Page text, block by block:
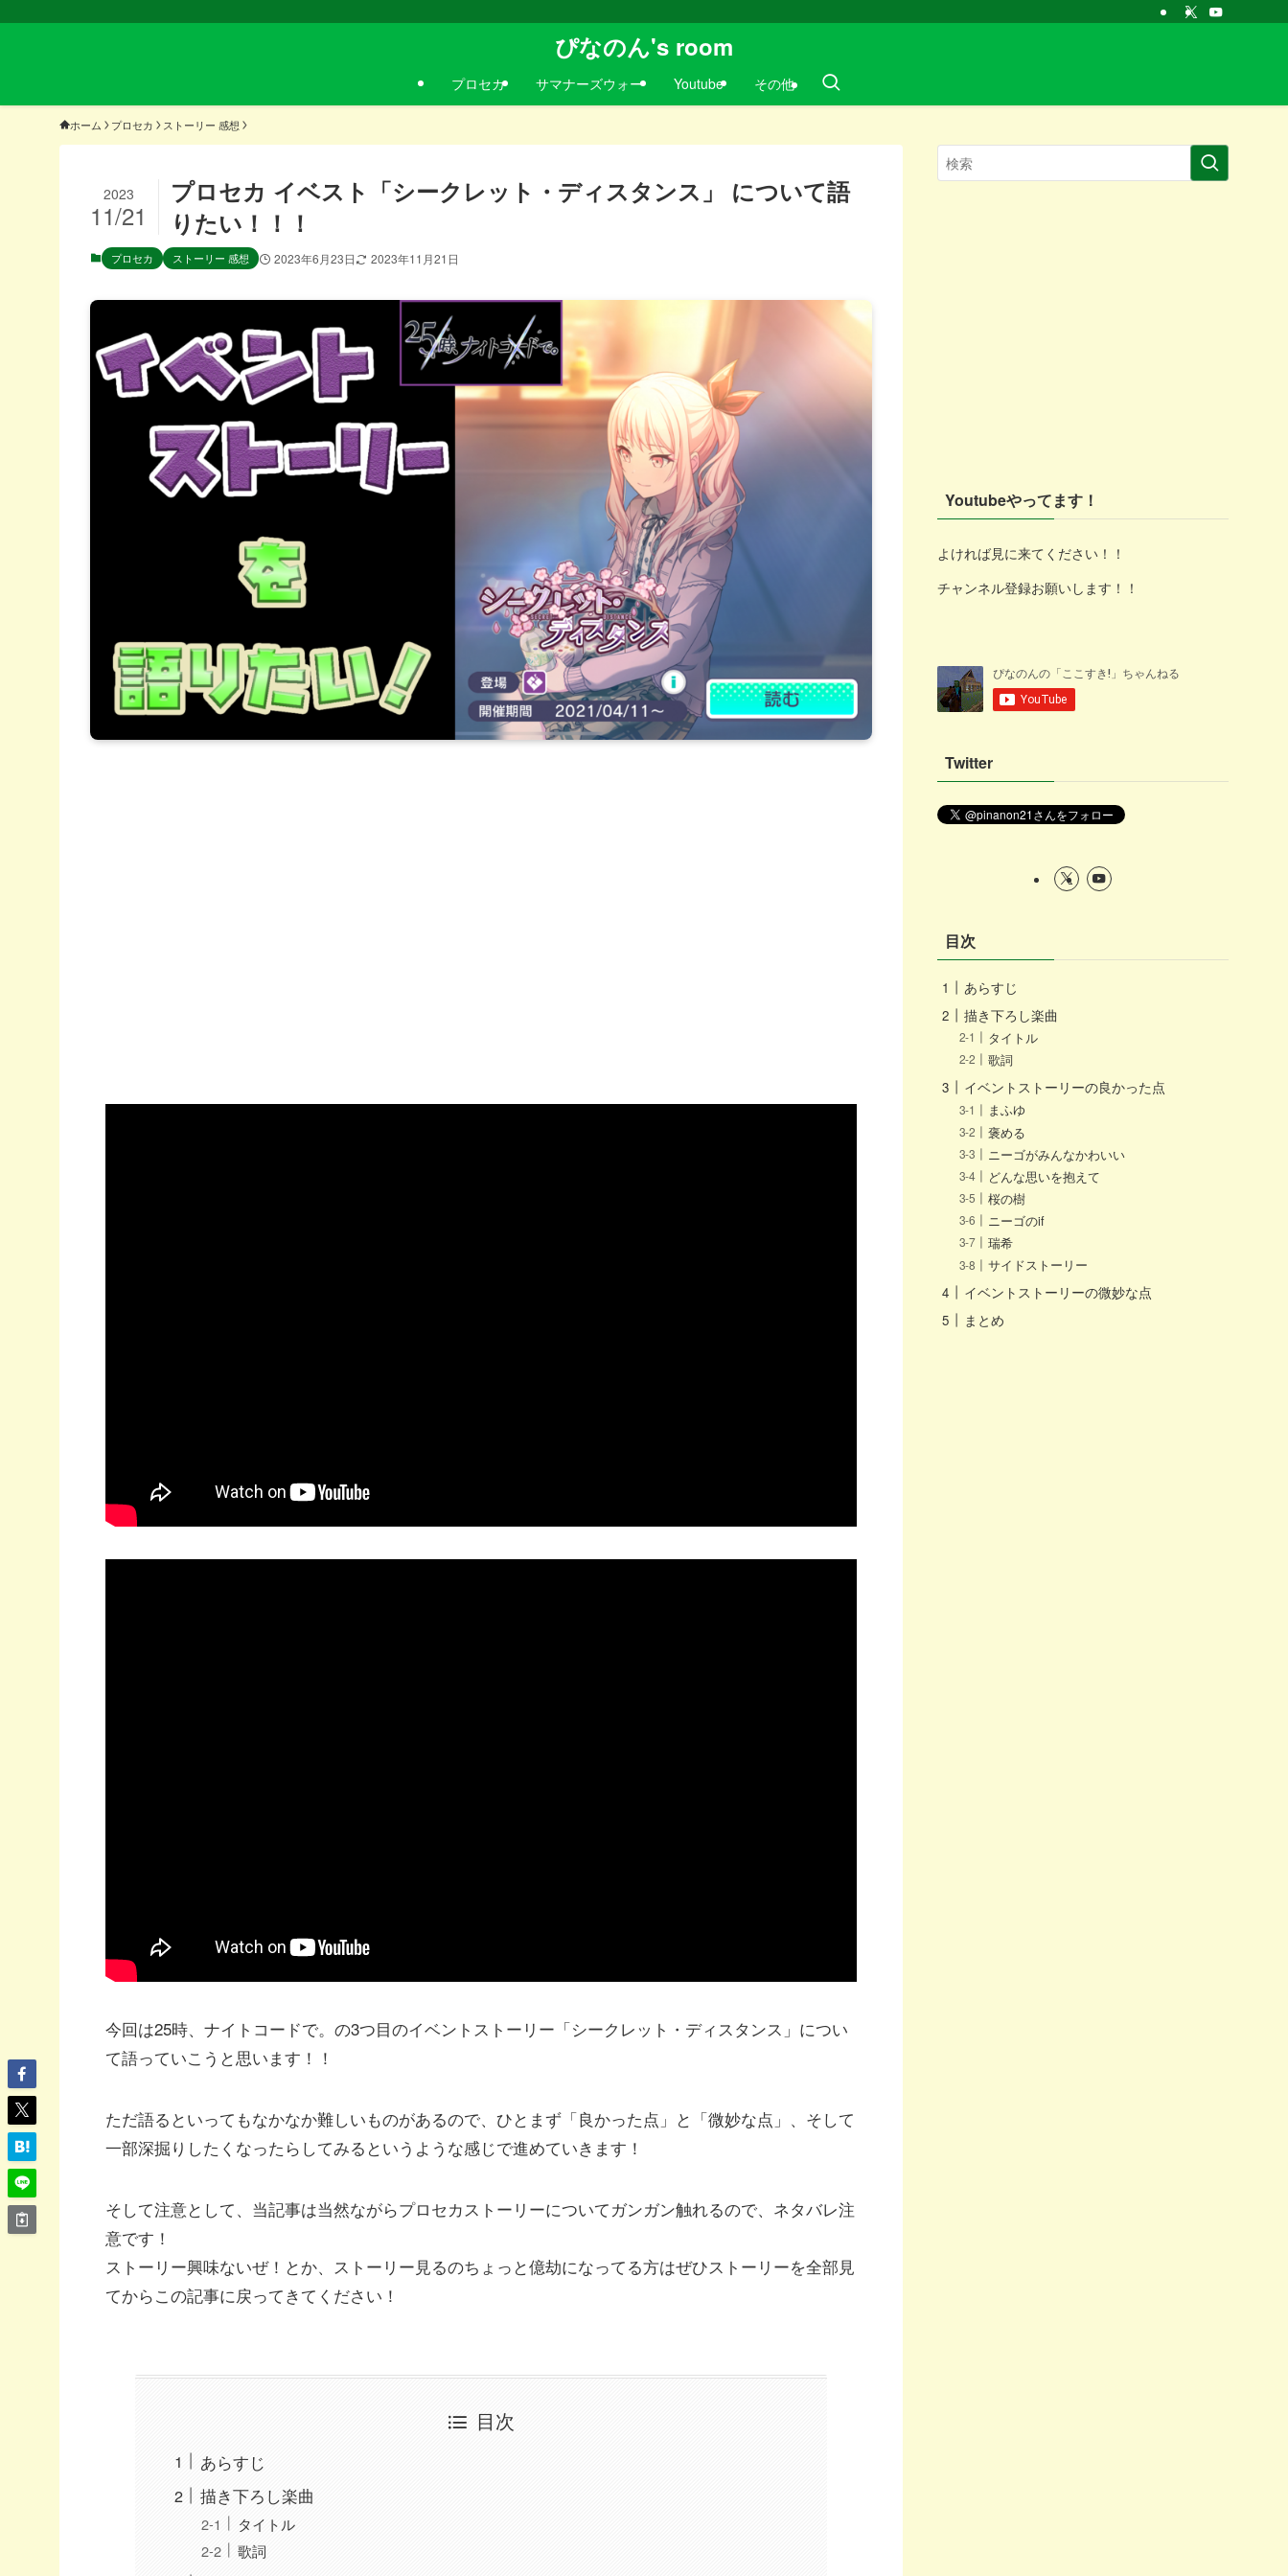
ぴなのん's room
プロセカ サマナーズウォー Youtube その他
ホーム プロセカ ストーリー 感想
プロセカ イベスト「シークレット・ディスタンス」 について語
りたい！！！
2023
11/21
プロセカ ストーリー 感想 2023年6月23日 2023年11月21日
今回は25時、ナイトコードで。の3つ目のイベントストーリー「シークレット・ディスタンス」につい
て語っていこうと思います！！
ただ語るといってもなかなか難しいものがあるので、ひとまず「良かった点」と「微妙な点」、そして
一部深掘りしたくなったらしてみるというような感じで進めていきます！
そして注意として、当記事は当然ながらプロセカストーリーについてガンガン触れるので、ネタバレ注
意です！
ストーリー興味ないぜ！とか、ストーリー見るのちょっと億劫になってる方はぜひストーリーを全部見
てからこの記事に戻ってきてください！
目次
あらすじ
描き下ろし楽曲
タイトル
歌詞
Youtubeやってます！
よければ見に来てください！！
チャンネル登録お願いします！！
Twitter
目次
あらすじ
描き下ろし楽曲
タイトル
歌詞
イベントストーリーの良かった点
まふゆ
褒める
ニーゴがみんなかわいい
どんな思いを抱えて
桜の樹
ニーゴのif
瑞希
サイドストーリー
イベントストーリーの微妙な点
まとめ